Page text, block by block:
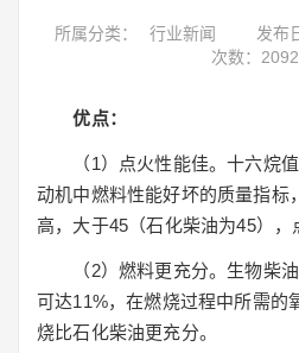
所属分类： 行业新闻 发布
次数：
优点：
（1）点火性能佳。十六烷值
动机中燃料性能好坏的质量指标
高，大于45（石化柴油为45），
（2）燃料更充分。生物柴油
可达11%，在燃烧过程中所需的
烧比石化柴油更充分。